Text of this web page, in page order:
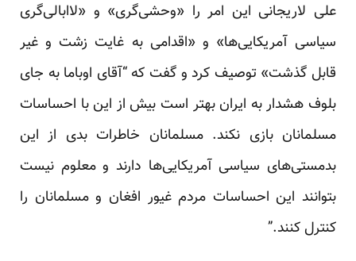
علی لاریجانی این امر را «وحشی‌گری» و «لاابالی‌گری
سیاسی آمریکایی‌ها» و «اقدامی به غایت زشت و غیر
قابل گذشت» توصیف کرد و گفت که “آقای اوباما به جای
بلوف هشدار به ایران بهتر است بیش از این با احساسات
مسلمانان بازی نکند. مسلمانان خاطرات بدی از این
بدمستی‌های سیاسی آمریکایی‌ها دارند و معلوم نیست
بتوانند این احساسات مردم غیور افغان و مسلمانان را
کنترل کنند.”